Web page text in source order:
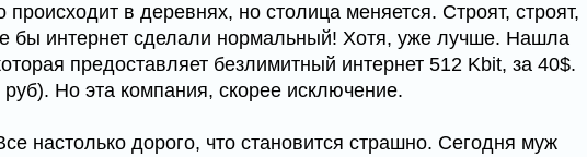
происходит в деревнях, но столица меняется. Строят, строят,
бы интернет сделали нормальный! Хотя, уже лучше. Нашла
предоставляет безлимитный интернет 512 Kbit, за 40$.
руб). Но эта компания, скорее исключение.
настолько дорого, что становится страшно. Сегодня муж